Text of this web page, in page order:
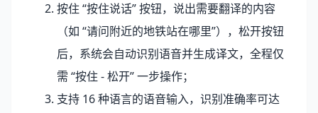
按住 “按住说话” 按钮，说出需要翻译的内容
（如 “请问附近的地铁站在哪里”），松开按钮
后，系统会自动识别语音并生成译文，全程仅
需 “按住 - 松开” 一步操作；
支持 16 种语言的语音输入，识别准确率可达